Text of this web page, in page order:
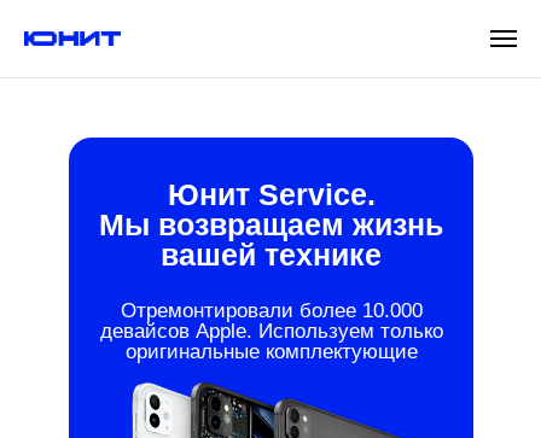
Юнит Service.
Мы возвращаем жизнь
вашей технике
Отремонтировали более 10.000
девайсов Apple. Используем только
оригинальные комплектующие